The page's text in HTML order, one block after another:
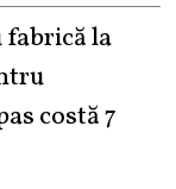
la
costă 7